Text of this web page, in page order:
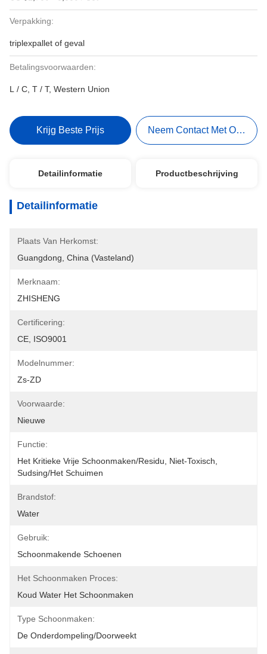
Verpakking:
triplexpallet of geval
Betalingsvoorwaarden:
L / C, T / T, Western Union
Krijg Beste Prijs Neem Contact Met Ons Op
Detailinformatie Productbeschrijving
Detailinformatie
Plaats Van Herkomst:
Guangdong, China (vasteland)
Merknaam:
ZHISHENG
Certificering:
CE, ISO9001
Modelnummer:
Zs-ZD
Voorwaarde:
Nieuwe
Functie:
Het Kritieke Vrije Schoonmaken/Residu, Niet-Toxisch,
Sudsing/het Schuimen
Brandstof:
Water
Gebruik:
Schoonmakende Schoenen
Het Schoonmaken Proces:
Koud Water Het Schoonmaken
Type Schoonmaken:
De Onderdompeling/doorweekt